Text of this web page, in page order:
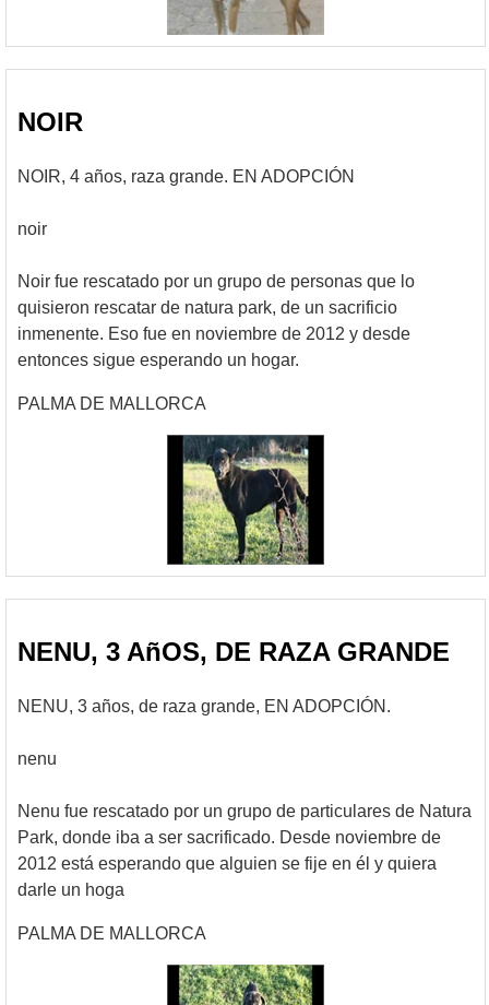
NOIR
NOIR, 4 años, raza grande. EN ADOPCIÓN
noir
Noir fue rescatado por un grupo de personas que lo
quisieron rescatar de natura park, de un sacrificio
inmenente. Eso fue en noviembre de 2012 y desde
entonces sigue esperando un hogar.
PALMA DE MALLORCA
NENU, 3 AñOS, DE RAZA GRANDE
NENU, 3 años, de raza grande, EN ADOPCIÓN.
nenu
Nenu fue rescatado por un grupo de particulares de Natura
Park, donde iba a ser sacrificado. Desde noviembre de
2012 está esperando que alguien se fije en él y quiera
darle un hoga
PALMA DE MALLORCA